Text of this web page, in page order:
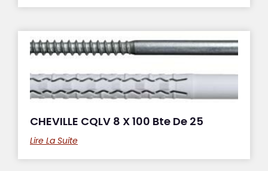
CHEVILLE CQLV 8 X 100 Bte De 25
Lire La Suite